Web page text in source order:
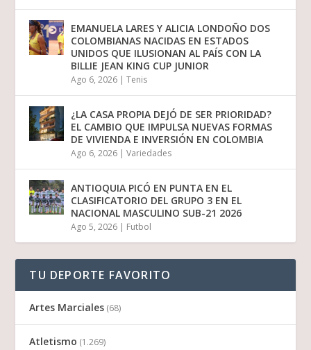
EMANUELA LARES Y ALICIA LONDOÑO DOS
COLOMBIANAS NACIDAS EN ESTADOS
UNIDOS QUE ILUSIONAN AL PAÍS CON LA
BILLIE JEAN KING CUP JUNIOR
Ago 6, 2026 |Tenis
¿LA CASA PROPIA DEJÓ DE SER PRIORIDAD?
EL CAMBIO QUE IMPULSA NUEVAS FORMAS
DE VIVIENDA E INVERSIÓN EN COLOMBIA
Ago 6, 2026 |Variedades
ANTIOQUIA PICÓ EN PUNTA EN EL
CLASIFICATORIO DEL GRUPO 3 EN EL
NACIONAL MASCULINO SUB-21 2026
Ago 5, 2026 | Futbol
TU DEPORTE FAVORITO
Artes Marciales (68)
Atletismo (1.269)